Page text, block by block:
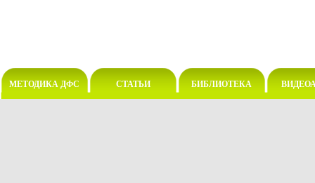
МЕТОДИКА ДФС СТАТЬИ БИБЛИОТЕКА